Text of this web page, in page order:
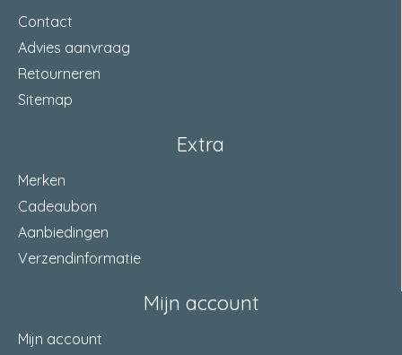
afmeting tuimelaar
verpakt
Contact
Advies aanvraag
Retourneren
Sitemap
Extra
Merken
Cadeaubon
Aanbiedingen
Verzendinformatie
Mijn account
Mijn account